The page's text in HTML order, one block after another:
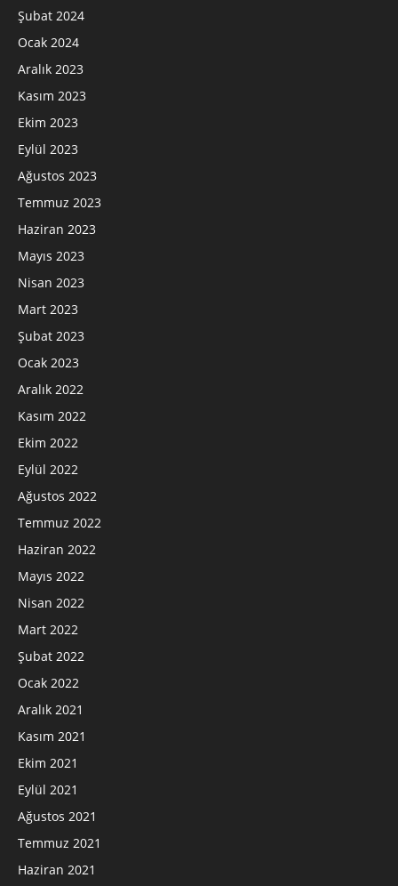
Şubat 2024
Ocak 2024
Aralık 2023
Kasım 2023
Ekim 2023
Eylül 2023
Ağustos 2023
Temmuz 2023
Haziran 2023
Mayıs 2023
Nisan 2023
Mart 2023
Şubat 2023
Ocak 2023
Aralık 2022
Kasım 2022
Ekim 2022
Eylül 2022
Ağustos 2022
Temmuz 2022
Haziran 2022
Mayıs 2022
Nisan 2022
Mart 2022
Şubat 2022
Ocak 2022
Aralık 2021
Kasım 2021
Ekim 2021
Eylül 2021
Ağustos 2021
Temmuz 2021
Haziran 2021